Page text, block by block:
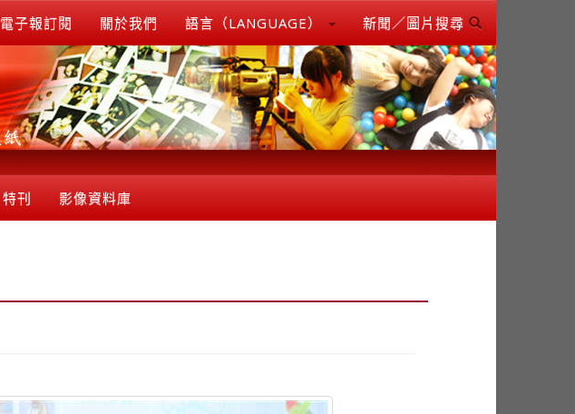
電子報訂閱 關於我們 語言（LANGUAGE） 新聞／圖片搜尋
特刊 影像資料庫